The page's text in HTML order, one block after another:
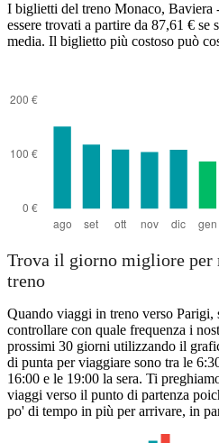
I biglietti del treno Monaco, Baviera
essere trovati a partire da 87,61 € se
media. Il biglietto più costoso può
Trova il giorno migliore per
treno
Quando viaggi in treno verso
controllare con quale frequenza i
prossimi 30 giorni utilizzando il
di punta per viaggiare sono tra le
16:00 e le 19:00 la sera. Ti
viaggi verso il punto di partenza
po' di tempo in più per arrivare, in